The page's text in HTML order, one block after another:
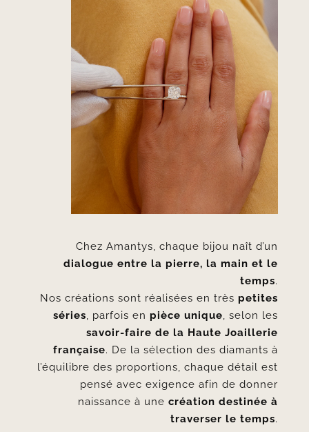
Chez Amantys, chaque bijou naît d’un
dialogue entre la pierre, la main et le
temps.
Nos créations sont réalisées en très petites
séries, parfois en pièce unique, selon les
savoir-faire de la Haute Joaillerie
française. De la sélection des diamants à
l’équilibre des proportions, chaque détail est
pensé avec exigence afin de donner
naissance à unecréation destinée à
traverser le temps.